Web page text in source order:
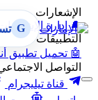
الإشعارات
🔔 إدارة الإشعارات
التطبيقات
🤖 تحميل تطبيق
التواصل
قناة تيليجرام
G